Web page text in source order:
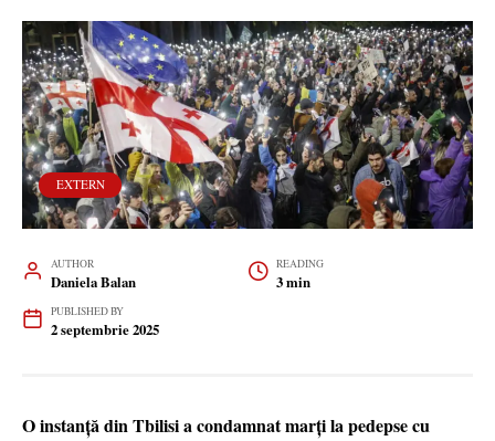
EXTERN
AUTHOR
Daniela Balan
READING
3 min
PUBLISHED BY
2 septembrie 2025
O instanţă din Tbilisi a condamnat marţi la pedepse cu